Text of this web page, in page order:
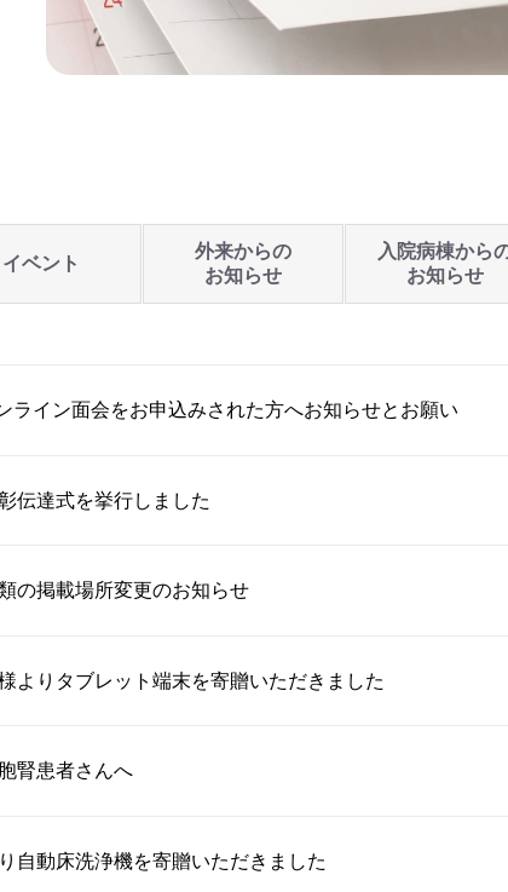
イベント
外来からの
お知らせ
入院病棟から
お知らせ
ライン面会をお申込みされた方へお知らせとお願い
伝達式を挙行しました
の掲載場所変更のお知らせ
よりタブレット端末を寄贈いただきました
腎患者さんへ
自動床洗浄機を寄贈いただきました